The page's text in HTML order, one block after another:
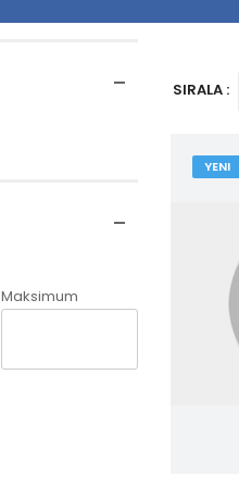
Maksimum
SIRALA :
YENI